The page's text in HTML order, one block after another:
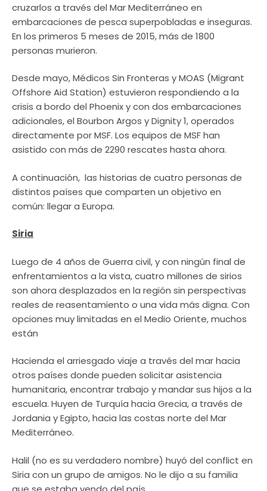
cruzarlos a través del Mar Mediterráneo en
embarcaciones de pesca superpobladas e inseguras.
En los primeros 5 meses de 2015, más de 1800
personas murieron.
Desde mayo, Médicos Sin Fronteras y MOAS (Migrant
Offshore Aid Station) estuvieron respondiendo a la
crisis a bordo del Phoenix y con dos embarcaciones
adicionales, el Bourbon Argos y Dignity 1, operados
directamente por MSF. Los equipos de MSF han
asistido con más de 2290 rescates hasta ahora.
A continuación, las historias de cuatro personas de
distintos países que comparten un objetivo en
común: llegar a Europa.
Siria
Luego de 4 años de Guerra civil, y con ningún final de
enfrentamientos a la vista, cuatro millones de sirios
son ahora desplazados en la región sin perspectivas
reales de reasentamiento o una vida más digna. Con
opciones muy limitadas en el Medio Oriente, muchos
están
Hacienda el arriesgado viaje a través del mar hacia
otros países donde pueden solicitar asistencia
humanitaria, encontrar trabajo y mandar sus hijos a la
escuela. Huyen de Turquía hacia Grecia, a través de
Jordania y Egipto, hacia las costas norte del Mar
Mediterráneo.
Halil (no es su verdadero nombre) huyó del conflict en
Siria con un grupo de amigos. No le dijo a su familia